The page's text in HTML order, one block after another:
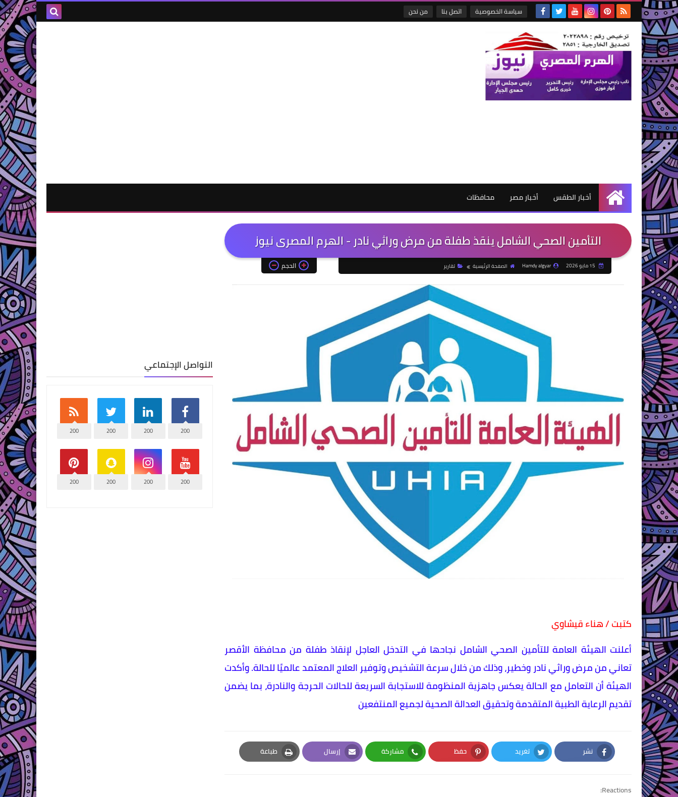
سياسة الخصوصية اتصل بنا من نحن
الرئيسية
أخبار الطقس أخبار مصر محافظات
التأمين الصحي الشامل ينقذ طفلة من مرض وراثي نادر - الهرم المصرى نيوز
Hamdy algyar الصفحة الرئيسية تقارير الحجم
كتبت / هناء قيشاوي
أعلنت الهيئة العامة للتأمين الصحي الشامل نجاحها في التدخل العاجل لإنقاذ طفلة من محافظة الأقصر
تعاني من مرض وراثي نادر وخطير، وذلك من خلال سرعة التشخيص وتوفير العلاج المعتمد عالميًا للحالة. وأكدت
الهيئة أن التعامل مع الحالة يعكس جاهزية المنظومة للاستجابة السريعة للحالات الحرجة والنادرة، بما يضمن
تقديم الرعاية الطبية المتقدمة وتحقيق العدالة الصحية لجميع المنتفعين
نشر
Facebook
تغريد
Twitter
حفظ
Pinterest
مشاركة
Whatsapp
إرسال
Email
طباعة
Print
Reactions:
التواصل الإجتماعي
200
200
200
200
200
200
200
200